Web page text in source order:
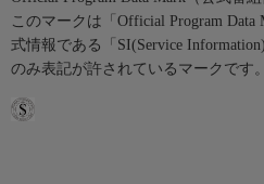
このマークは「Official Program
式情報である「SI(Service
のみ表記が許されているマークです。